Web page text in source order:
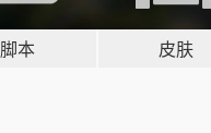
脚本 皮肤